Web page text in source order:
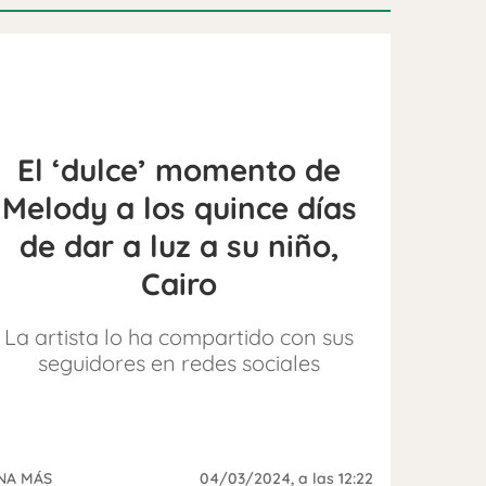
El ‘dulce’ momento de
Melody a los quince días
de dar a luz a su niño,
Cairo
La artista lo ha compartido con sus
seguidores en redes sociales
MÁS 04/03/2024, a las 12:22